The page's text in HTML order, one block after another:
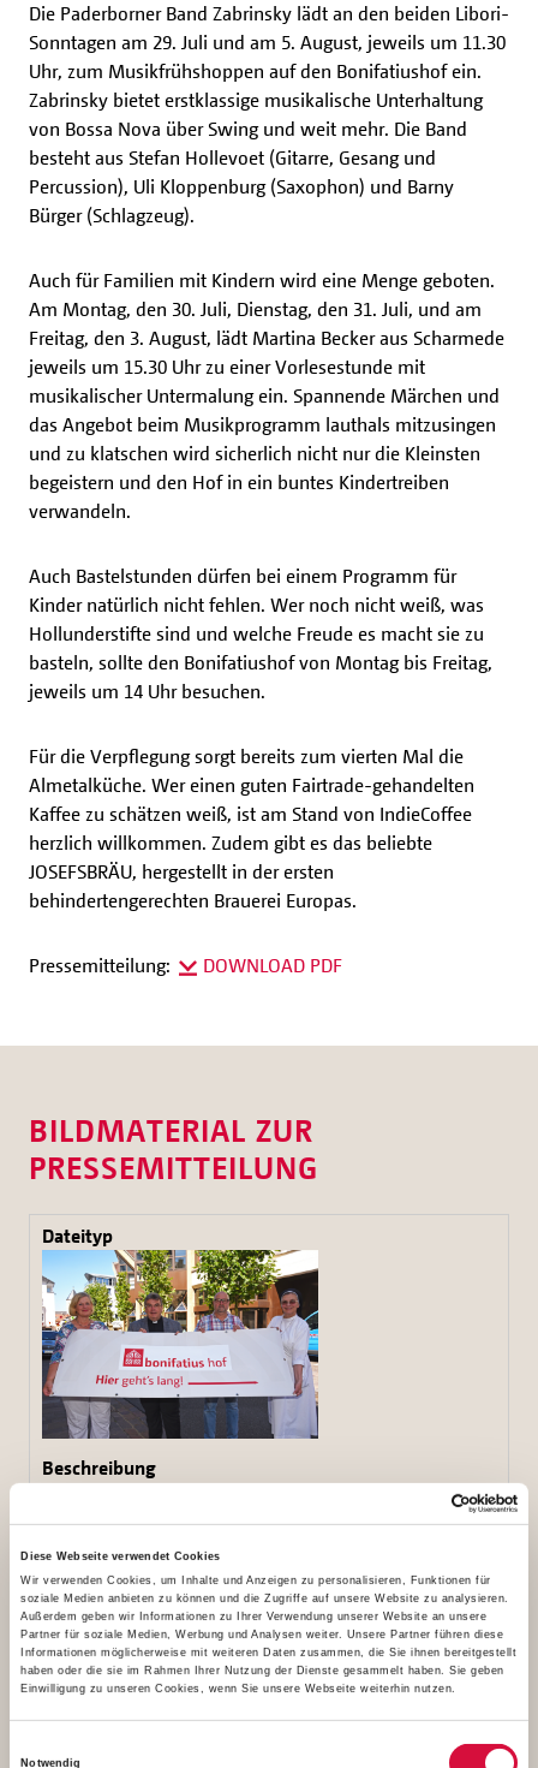
Diese Webseite verwendet Cookies
Wir verwenden Cookies, um Inhalte und Anzeigen zu personalisieren, Funktionen für
soziale Medien anbieten zu können und die Zugriffe auf unsere Website zu analysieren.
Außerdem geben wir Informationen zu Ihrer Verwendung unserer Website an unsere
Partner für soziale Medien, Werbung und Analysen weiter. Unsere Partner führen diese
Informationen möglicherweise mit weiteren Daten zusammen, die Sie ihnen bereitgestellt
haben oder die sie im Rahmen Ihrer Nutzung der Dienste gesammelt haben. Sie geben
Einwilligung zu unseren Cookies, wenn Sie unsere Webseite weiterhin nutzen.
Notwendig
Die Paderborner Band Zabrinsky lädt an den beiden Libori-
Sonntagen am 29. Juli und am 5. August, jeweils um 11.30
Uhr, zum Musikfrühshoppen auf den Bonifatiushof ein.
Zabrinsky bietet erstklassige musikalische Unterhaltung
von Bossa Nova über Swing und weit mehr. Die Band
besteht aus Stefan Hollevoet (Gitarre, Gesang und
Percussion), Uli Kloppenburg (Saxophon) und Barny
Bürger (Schlagzeug).
Auch für Familien mit Kindern wird eine Menge geboten.
Am Montag, den 30. Juli, Dienstag, den 31. Juli, und am
Freitag, den 3. August, lädt Martina Becker aus Scharmede
jeweils um 15.30 Uhr zu einer Vorlesestunde mit
musikalischer Untermalung ein. Spannende Märchen und
das Angebot beim Musikprogramm lauthals mitzusingen
und zu klatschen wird sicherlich nicht nur die Kleinsten
begeistern und den Hof in ein buntes Kindertreiben
verwandeln.
Auch Bastelstunden dürfen bei einem Programm für
Kinder natürlich nicht fehlen. Wer noch nicht weiß, was
Hollunderstifte sind und welche Freude es macht sie zu
basteln, sollte den Bonifatiushof von Montag bis Freitag,
jeweils um 14 Uhr besuchen.
Für die Verpflegung sorgt bereits zum vierten Mal die
Almetalküche. Wer einen guten Fairtrade-gehandelten
Kaffee zu schätzen weiß, ist am Stand von IndieCoffee
herzlich willkommen. Zudem gibt es das beliebte
JOSEFSBRÄU, hergestellt in der ersten
behindertengerechten Brauerei Europas.
Pressemitteilung: DOWNLOAD PDF
BILDMATERIAL ZUR
PRESSEMITTEILUNG
Bonifatiuswerkes erreicht man über die Liboristrasse,
eine der meist frequentierten Straßen zu Libori. Von
Links: Karin Stieneke (Bereichsleiterin Kommunikation
und Fundraising im Bonifatiuswerk), Monsignore
Georg Austen (Generalsekretär Bonifatiuswerk), Ulrich
Schulte (Almetalküche) und Schwester Theresita
(Redakteurin im Bonifatiuswerk) laden ein zu einem
Besuch auf dem Bonifatiushof. Foto: Patrick Kleibold